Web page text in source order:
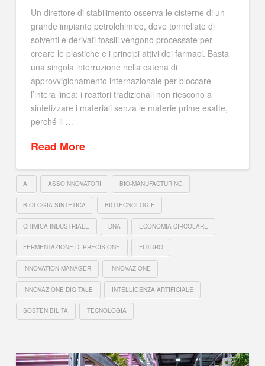
Un direttore di stabilimento osserva le cisterne di un
grande impianto petrolchimico, dove tonnellate di
solventi e derivati fossili vengono processate per
creare le plastiche e i principi attivi dei farmaci. Basta
una singola interruzione nella catena di
approvvigionamento internazionale per bloccare
l’intera linea: i reattori tradizionali non riescono a
sintetizzare i materiali senza le materie prime esatte,
perché il …
Read More
AI ASSOINNOVATORI BIO-MANUFACTURING
BIOLOGIA SINTETICA BIOTECNOLOGIE
CHIMICA INDUSTRIALE DNA ECONOMIA CIRCOLARE
FERMENTAZIONE DI PRECISIONE FUTURO
INNOVATION MANAGER INNOVAZIONE
INNOVAZIONE DIGITALE INTELLIGENZA ARTIFICIALE
SOSTENIBILITÀ TECNOLOGIA